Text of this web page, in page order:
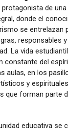
de una
donde el
se entrelazan
responsables
La vida
constante del
aulas, en los
y
que forman parte
educativa se